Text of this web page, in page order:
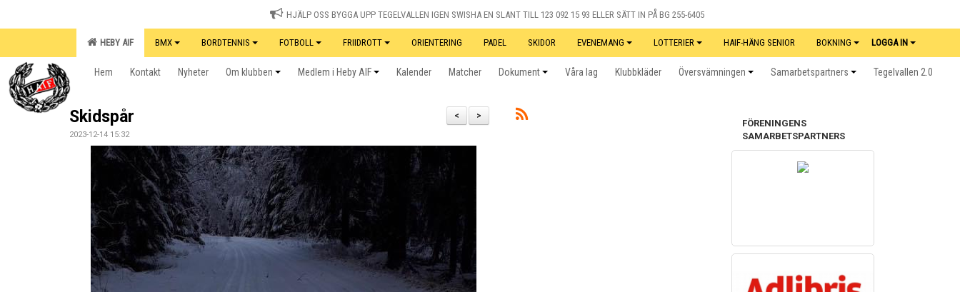
HJÄLP OSS BYGGA UPP TEGELVALLEN IGEN SWISHA EN SLANT TILL 123 092 15 93 ELLER SÄTT IN PÅ BG 255-6405
HEBY AIF BMX BORDTENNIS FOTBOLL FRIIDROTT ORIENTERING PADEL SKIDOR EVENEMANG LOTTERIER HAIF-HÄNG SENIOR BOKNING LOGGA IN
Hem Kontakt Nyheter Om klubben Medlem i Heby AIF Kalender Matcher Dokument Våra lag Klubbkläder Översvämningen Samarbetspartners Tegelvallen 2.0
>
<
Skidspår
2023-12-14 15:32
FÖRENINGENS
SAMARBETSPARTNERS